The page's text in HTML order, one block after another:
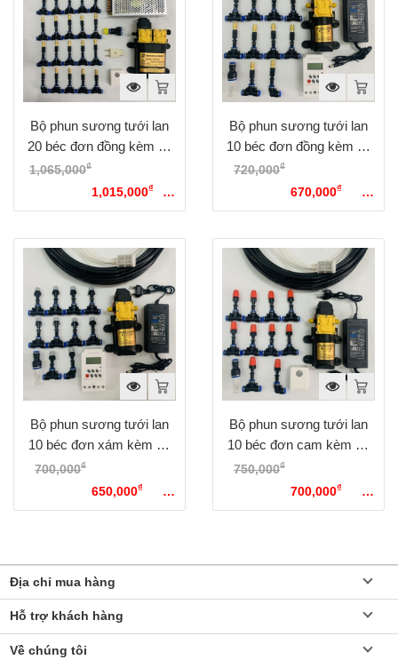
Bộ phun sương tưới lan
20 béc đơn đồng kèm bộ
điều khiển từ xa bằng wifi
1,065,000₫
1,065,000₫.1,015,000₫
Giá
hiện tại là: 1,015,000₫.
Bộ phun sương tưới lan
10 béc đơn đồng kèm bộ
hẹn giờ tự động
720,000₫
720,000₫.670,000₫
hiện tại là: 670,000₫.
Bộ phun sương tưới lan
10 béc đơn xám kèm bộ
hẹn giờ tự động
700,000₫
700,000₫.650,000₫
hiện tại là: 650,000₫.
Bộ phun sương tưới lan
10 béc đơn cam kèm bộ
điều khiển từ xa bằng wifi
750,000₫
750,000₫.700,000₫
hiện tại là: 700,000₫.
Địa chỉ mua hàng
Hỗ trợ khách hàng
Về chúng tôi